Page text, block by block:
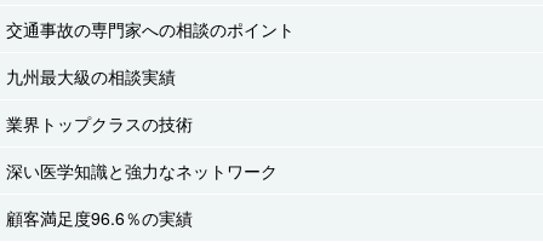
交通事故の専門家への相談のポイント
九州最大級の相談実績
業界トップクラスの技術
深い医学知識と強力なネットワーク
顧客満足度96.6％の実績